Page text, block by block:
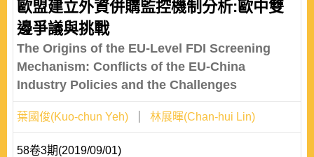
歐盟建立外資併購監控機制分析:歐中雙
邊爭議與挑戰
The Origins of the EU-Level FDI Screening
Mechanism: Conflicts of the EU-China
Industry Policies and the Challenges
葉國俊(Kuo-chun Yeh) 林展暉(Chan-hui Lin)
58卷3期(2019/09/01)